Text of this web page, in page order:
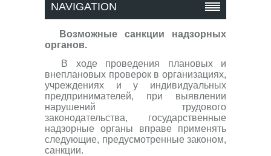
NAVIGATION
Возможные санкции надзорных
органов.
В ходе проведения плановых и
внеплановых проверок в организациях,
учреждениях и у индивидуальных
предпринимателей, при выявлении
нарушений трудового
законодательства, государственные
надзорные органы вправе применять
следующие, предусмотренные законом,
санкции.